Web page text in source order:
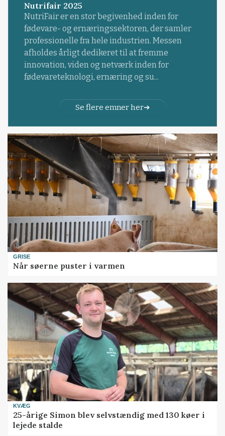
Nutrifair 2025
NutriFair er en stor begivenhed inden for
fødevare- og ernæringssektoren, der samler
professionelle fra hele industrien. Messen
afholdes årligt dedikeret til at fremme
innovation, viden og netværk inden for
fødevareteknologi, ernæring og su...
Se flere emner her
GRISE
Når søerne puster i varmen
KVÆG
25-årige Simon blev selvstændig med 130 køer i
lejede stalde